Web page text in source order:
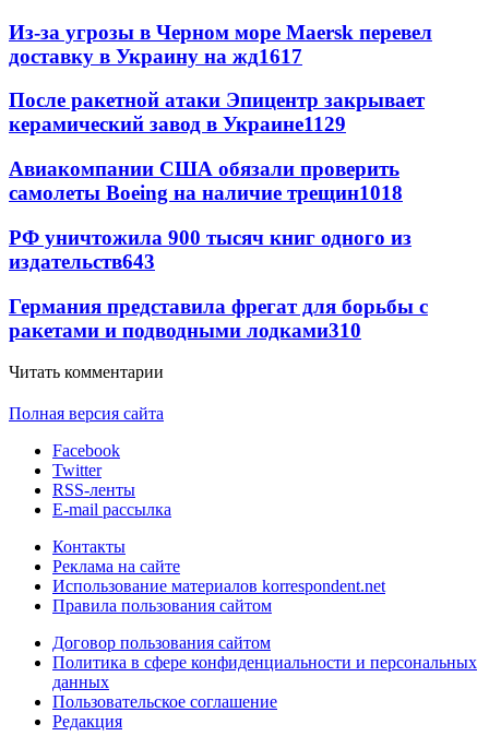
Из-за угрозы в Черном море Maersk перевел
доставку в Украину на жд1617
После ракетной атаки Эпицентр закрывает
керамический завод в Украине1129
Авиакомпании США обязали проверить
самолеты Boeing на наличие трещин1018
РФ уничтожила 900 тысяч книг одного из
издательств643
Германия представила фрегат для борьбы с
ракетами и подводными лодками310
Читать комментарии
Полная версия сайта
Facebook
Twitter
RSS-ленты
E-mail рассылка
Контакты
Реклама на сайте
Использование материалов korrespondent.net
Правила пользования сайтом
Договор пользования сайтом
Политика в сфере конфиденциальности и персональных
данных
Пользовательское соглашение
Редакция